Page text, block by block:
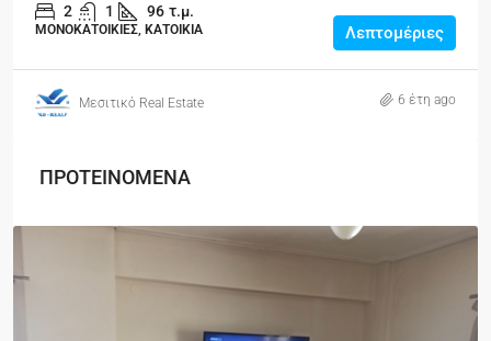
2 1 96 τ.μ.
ΜΟΝΟΚΑΤΟΙΚΙΕΣ, ΚΑΤΟΙΚΙΑ Λεπτομέριες
Μεσιτικό Real Estate 6 έτη ago
ΠΡΟΤΕΙΝΟΜΕΝΑ